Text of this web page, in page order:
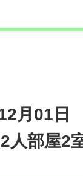
月01日
部屋2